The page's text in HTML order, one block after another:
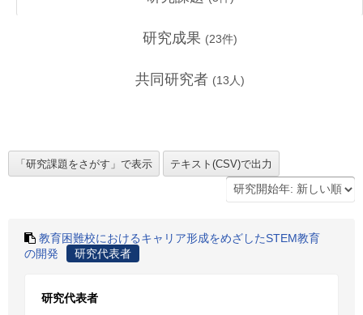
研究成果 (23件)
共同研究者 (13 人)
教育困難校におけるキャリア形成をめざしたSTEM教育
の開発
研究代表者
研究代表者